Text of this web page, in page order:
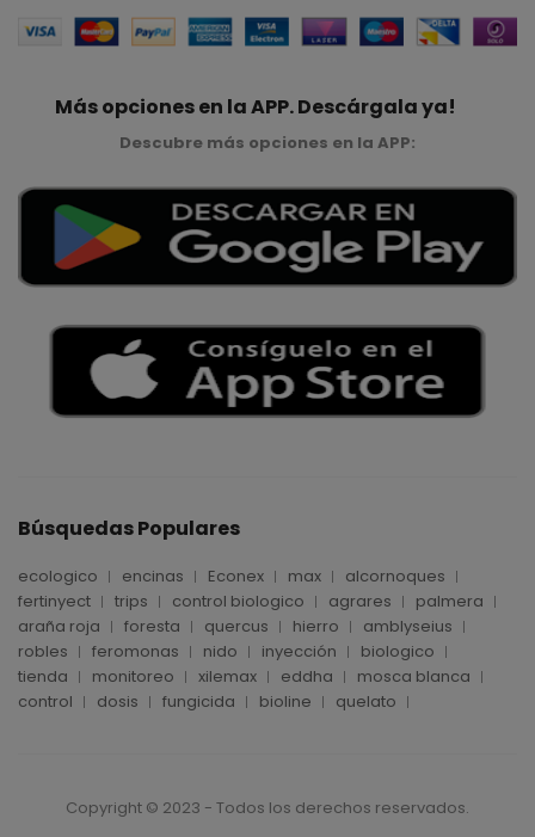
Más opciones en la APP. Descárgala ya!
Descubre más opciones en la APP:
Búsquedas Populares
ecologico encinas Econex max
alcornoques
fertinyect
trips control biologico agrares
palmera
araña roja
foresta quercus hierro
amblyseius
robles
feromonas nido inyección
biologico
tienda
monitoreo xilemax eddha
mosca blanca
control
dosis fungicida bioline quelato
Copyright © 2023 - Todos los derechos reservados.